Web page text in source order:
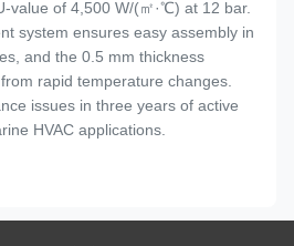
value of 4,500 W/(㎡·℃) at 12 bar.
system ensures easy assembly in
and the 0.5 mm thickness
rapid temperature changes.
issues in three years of active
HVAC applications.